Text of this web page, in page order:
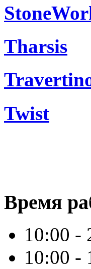
Tharsis
Twist
Время
10:00 -
10:00 -